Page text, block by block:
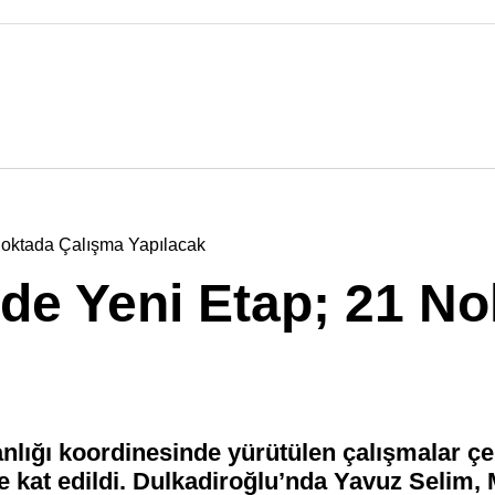
Çalışma Yapılacak
Yeni Etap; 21
koordinesinde yürütülen çalışmalar
edildi. Dulkadiroğlu’nda Yavuz Selim,